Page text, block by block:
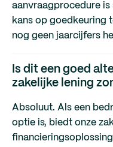
aanvraagprocedure
kans op goedkeuring
nog geen jaarcijfers
Is dit een goed
zakelijke lening
Absoluut. Als een
optie is, biedt onze